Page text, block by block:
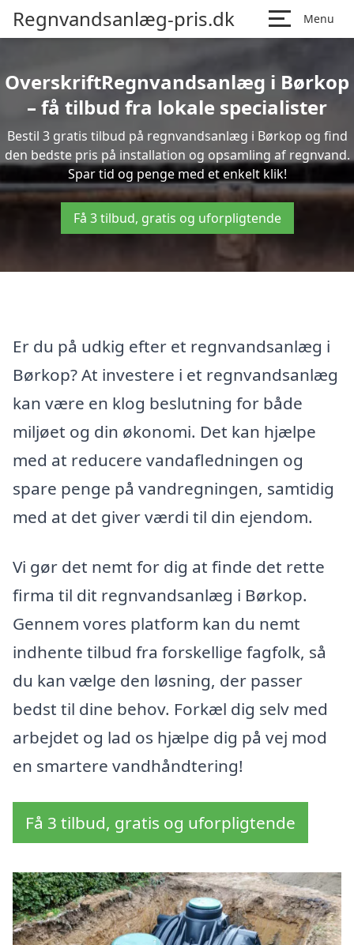
Regnvandsanlæg-pris.dk Menu
OverskriftRegnvandsanlæg i Børkop
– få tilbud fra lokale specialister
Bestil 3 gratis tilbud på regnvandsanlæg i Børkop og find
den bedste pris på installation og opsamling af regnvand.
Spar tid og penge med et enkelt klik!
Få 3 tilbud, gratis og uforpligtende
Er du på udkig efter et regnvandsanlæg i
Børkop? At investere i et regnvandsanlæg
kan være en klog beslutning for både
miljøet og din økonomi. Det kan hjælpe
med at reducere vandafledningen og
spare penge på vandregningen, samtidig
med at det giver værdi til din ejendom.
Vi gør det nemt for dig at finde det rette
firma til dit regnvandsanlæg i Børkop.
Gennem vores platform kan du nemt
indhente tilbud fra forskellige fagfolk, så
du kan vælge den løsning, der passer
bedst til dine behov. Forkæl dig selv med
arbejdet og lad os hjælpe dig på vej mod
en smartere vandhåndtering!
Få 3 tilbud, gratis og uforpligtende